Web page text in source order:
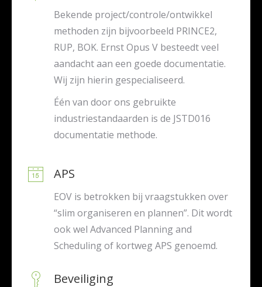
Bekende project/controle/ontwikkel
methoden zijn bijvoorbeeld PRINCE2,
RUP, BOK. Ernst Opus V besteedt veel
aandacht aan een goede documentatie.
Wij zijn hierin gespecialiseerd.
Één van door ons gebruikte
industriestandaarden is de JSTD016
documentatie methode.
APS
EOV is betrokken bij vraagstukken over
“slim organiseren en plannen”. Dit wordt
ook wel Advanced Planning and
Scheduling of kortweg APS genoemd.
Beveiliging